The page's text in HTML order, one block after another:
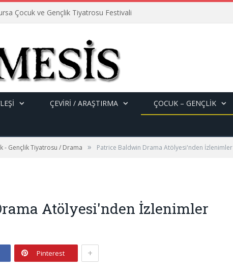
Çocuk ve Gençlik Tiyatrosu Festivali
ÇEVİRİ / ARAŞTIRMA ÇOCUK – GENÇLIK
- Gençlik Tiyatrosu / Drama » Patrice Baldwin Drama Atölyesi'nden İzlenimler
Atölyesi'nden İzlenimler
Pinterest +